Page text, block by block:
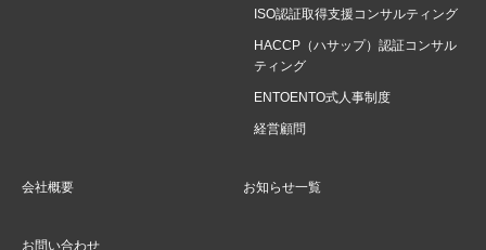
ISO認証取得支援コンサルティング
HACCP（ハサップ）認証コンサル
ティング
ENTOENTO式人事制度
経営顧問
会社概要 お知らせ一覧
お問い合わせ